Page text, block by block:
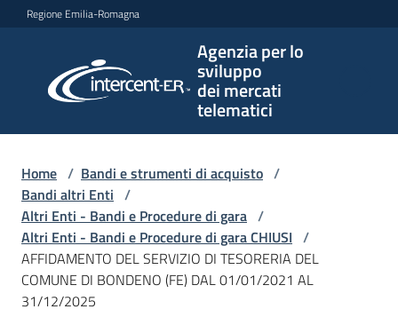
Vai al contenuto
Vai alla navigazione
Vai al footer
Regione Emilia-Romagna
Agenzia per lo
sviluppo
dei mercati
telematici
per lo
sviluppo
telematici
L'Agenzia
Home / Bandi e strumenti di acquisto /
Bandi altri Enti /
Altri Enti - Bandi e Procedure di gara /
Altri Enti - Bandi e Procedure di gara CHIUSI /
AFFIDAMENTO DEL SERVIZIO DI TESORERIA DEL
COMUNE DI BONDENO (FE) DAL 01/01/2021 AL
31/12/2025